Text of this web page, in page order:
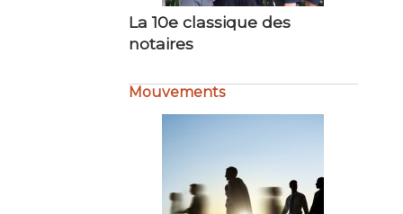
Mouvements